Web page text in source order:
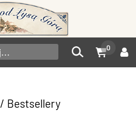
0
/ Bestsellery